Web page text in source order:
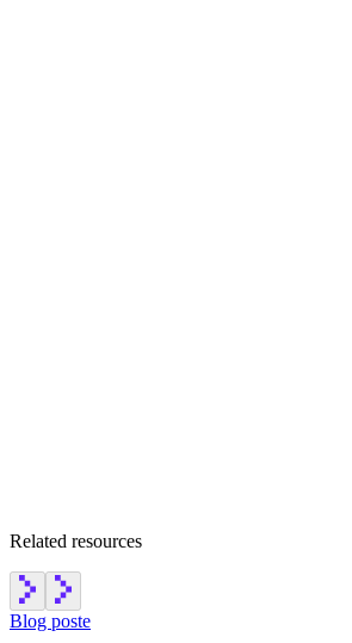
Related resources
Blog poste